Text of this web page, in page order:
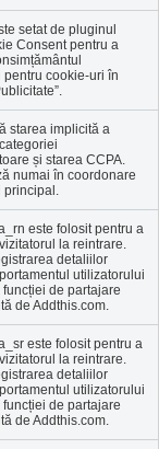
setat de pluginul
Consent pentru a
cookie-uri în
starea implicită a
și starea CCPA.
numai în coordonare
este folosit pentru a
la reintrare.
detaliilor
utilizatorului
de partajare
de Addthis.com.
este folosit pentru a
la reintrare.
detaliilor
utilizatorului
de partajare
de Addthis.com.